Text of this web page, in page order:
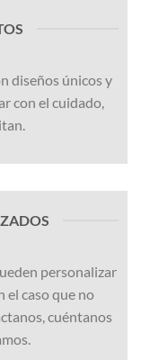
diseños únicos y
con el cuidado,
personalizar
el caso que no
cuéntanos